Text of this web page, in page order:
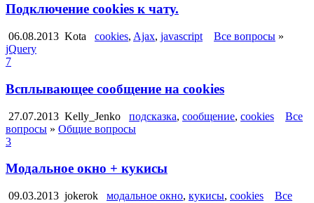
Подключение cookies к чату.
06.08.2013 Kota cookies, Ajax, javascript Все вопросы »
jQuery
7
Всплывающее сообщение на cookies
27.07.2013 Kelly_Jenko подсказка, сообщение, cookies
Все
вопросы » Общие вопросы
3
Модальное окно + кукисы
09.03.2013 jokerok модальное окно, кукисы, cookies
Все